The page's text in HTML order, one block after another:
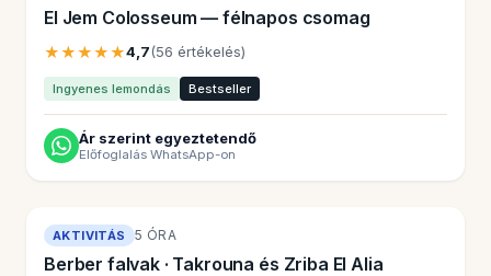
El Jem Colosseum — félnapos csomag
★★★★★4,7(56 értékelés)
Ingyenes lemondás Bestseller
Ár szerint egyeztetendő
Előfoglalás WhatsApp-on
AKTIVITÁS 5 ÓRA
Berber falvak · Takrouna és Zriba El Alia